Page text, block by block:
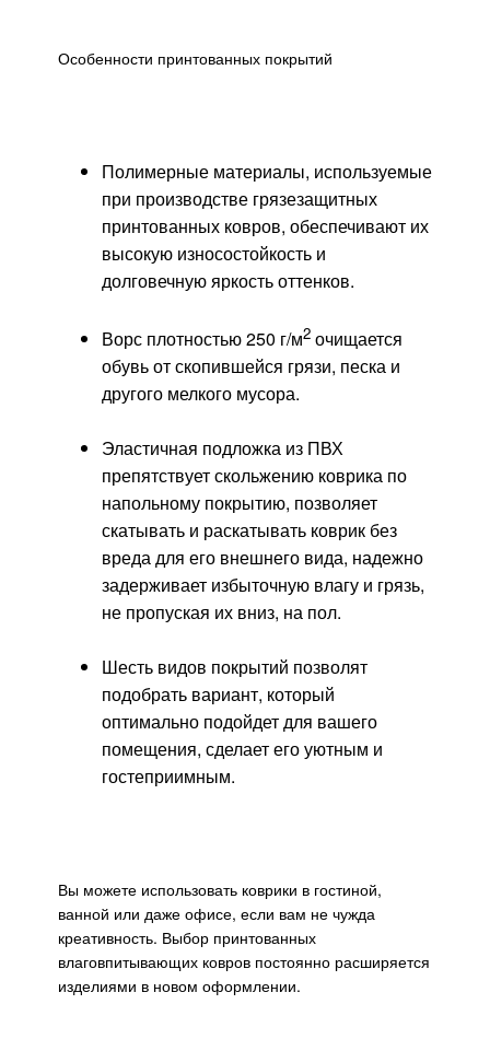
Особенности принтованных покрытий
Полимерные материалы, используемые
при производстве грязезащитных
принтованных ковров, обеспечивают их
высокую износостойкость и
долговечную яркость оттенков.
Ворс плотностью 250 г/м2 очищается
обувь от скопившейся грязи, песка и
другого мелкого мусора.
Эластичная подложка из ПВХ
препятствует скольжению коврика по
напольному покрытию, позволяет
скатывать и раскатывать коврик без
вреда для его внешнего вида, надежно
задерживает избыточную влагу и грязь,
не пропуская их вниз, на пол.
Шесть видов покрытий позволят
подобрать вариант, который
оптимально подойдет для вашего
помещения, сделает его уютным и
гостеприимным.
Вы можете использовать коврики в гостиной,
ванной или даже офисе, если вам не чужда
креативность. Выбор принтованных
влаговпитывающих ковров постоянно расширяется
изделиями в новом оформлении.